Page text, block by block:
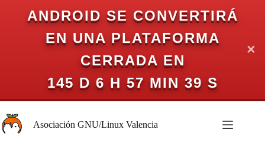
ANDROID SE CONVERTIRÁ
EN UNA PLATAFORMA
CERRADA EN
145 D 6 H 57 MIN 38 S
✕
al
contenidoAsociación GNU/Linux Valencia